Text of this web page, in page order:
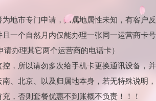
地市专门申请，归属地属性未知，有客户
一个自然月内仅能办理一张同一运营商卡
办理其它两个运营商的电话卡）
，所以请勿多次给手机卡更换通讯设备，并
、北京、以及归属地本身，若无特殊说明，
，否则套餐优惠不到账概不负责！！！